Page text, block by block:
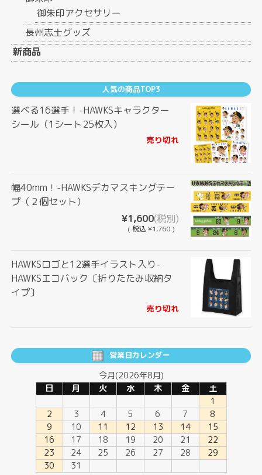
御朱印アクセサリー
長州志士グッズ
新商品
人気の商品TOP3
選べる16選手！-HAWKSキャラクター
シール（1シート25枚入）
売り切れ
幅40mm！-HAWKSデカマスキングテー
プ（２個セット）
¥1,600(税別)
( 税込 ¥1,760 )
HAWKSロゴと12選手イラスト入り-
HAWKSエコバック〔折りたたみ収納タ
イプ〕
売り切れ
営業日カレンダー
今月(2026年8月)
日
月 火 水 木 金
土
1
2
3 4 5 6 7
8
9
10 11 12 13 14
15
16
17 18 19 20 21
22
23
24 25 26 27 28
29
30
31